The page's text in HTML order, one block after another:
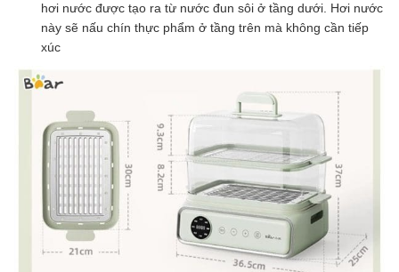
hơi nước được tạo ra từ nước đun sôi ở tầng dưới. Hơi nước
này sẽ nấu chín thực phẩm ở tầng trên mà không cần tiếp
xúc